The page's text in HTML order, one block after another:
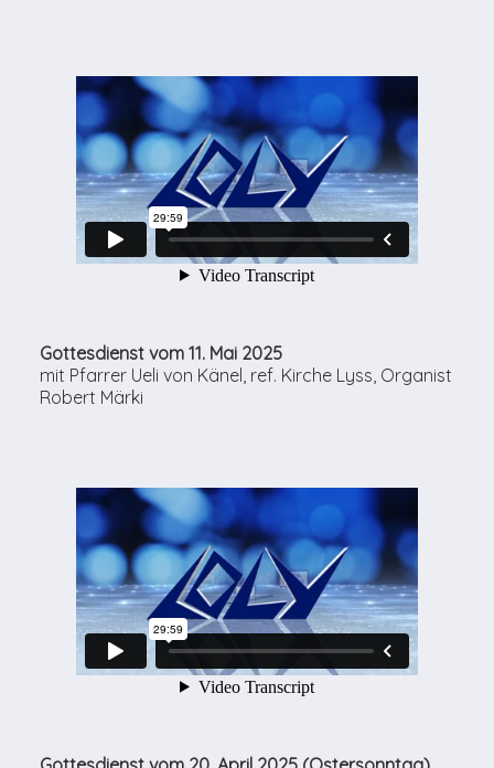
Gottesdienst vom 11. Mai 2025
mit Pfarrer Ueli von Känel, ref. Kirche Lyss, Organist
Robert Märki